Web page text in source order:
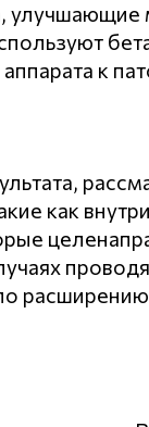
к
как
расширению